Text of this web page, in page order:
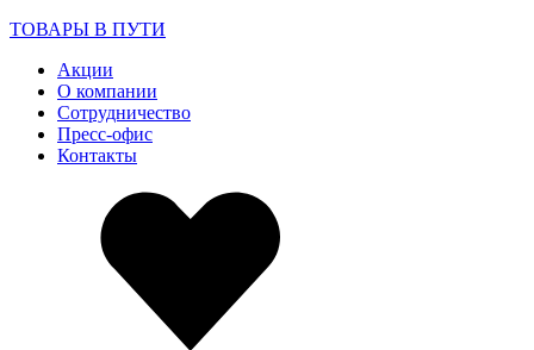
ТОВАРЫ В ПУТИ
Акции
О компании
Сотрудничество
Пресс-офис
Контакты